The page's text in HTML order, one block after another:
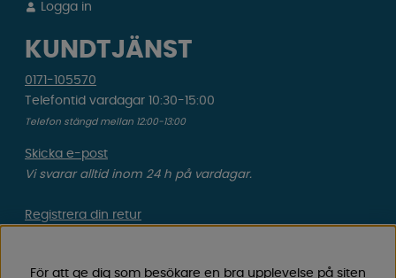
Logga in
KUNDTJÄNST
0171-105570
Telefontid vardagar 10:30-15:00
Telefon stängd mellan 12:00-13:00
Skicka e-post
Vi svarar alltid inom 24 h på vardagar.
Registrera din retur
För att ge dig som besökare en bra upplevelse på siten